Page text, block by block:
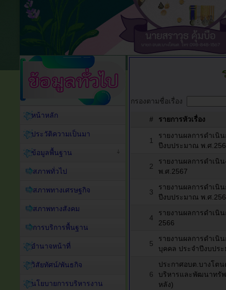
กรองตามชื่อเรื่อง
# รายการหัวเรื่อง
1
รายงานผลการดำเนิ
ปีงบประมาณ พ.ศ
2
รายงานผลการดำเ
พ.ศ.2567
3
รายงานผลการดำเนิ
ปีงบประมาณ พ.ศ
4
รายงานผลการดำเ
2566
5
รายงานผลการดำเนิ
บุคคล ประจำปีงบปร
6
ประกาศอบต.บางโตน
บริหารและพัฒนาทรั
หลัง)
หน้าหลัก
ประวัติความเป็นมา
ข้อมูลพื้นฐาน
สภาพทั่วไป
สภาพทางเศรษฐกิจ
สภาพทางสังคม
การบริการพื้นฐาน
อำนาจหน้าที่
วิสัยทัศน์/พันธกิจ
นโยบายการบริหารงาน